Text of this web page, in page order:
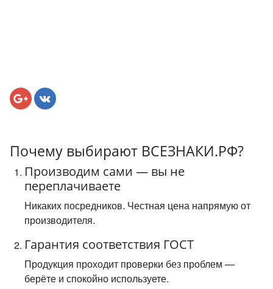
Почему выбирают ВСЕЗНАКИ.РФ?
Производим сами — вы не
переплачиваете
Никаких посредников. Честная цена напрямую от
производителя.
Гарантия соответствия ГОСТ
Продукция проходит проверки без проблем —
берёте и спокойно используете.